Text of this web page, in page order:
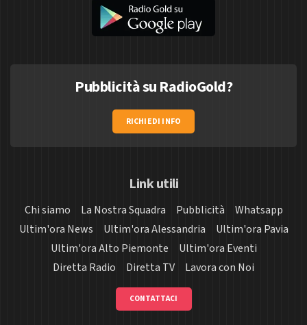
Pubblicità su RadioGold?
RICHIEDI INFO
Link utili
Chi siamo La Nostra Squadra Pubblicità
Whatsapp
Ultim'ora News
Ultim'ora Alessandria
Ultim'ora Pavia
Ultim'ora Alto Piemonte
Ultim'ora Eventi
Diretta Radio
Diretta TV Lavora con Noi
CONTATTACI